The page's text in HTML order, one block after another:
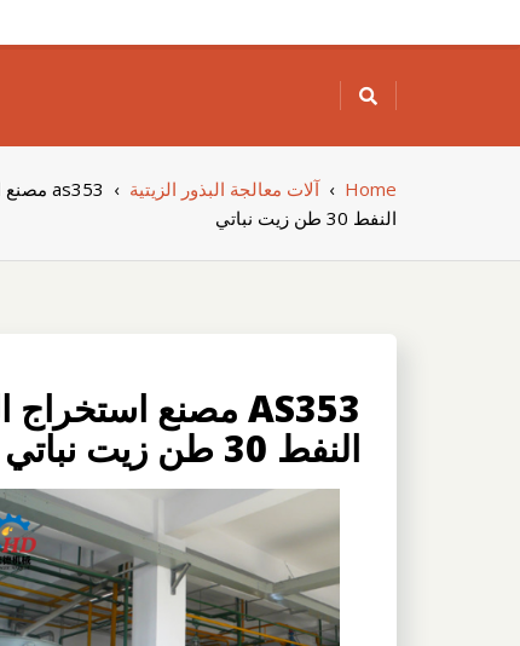
to
Home
›آلات معالجة البذور الزيتية ›
النفط 30 طن زيت نباتي
النفط 30 طن زيت نباتي